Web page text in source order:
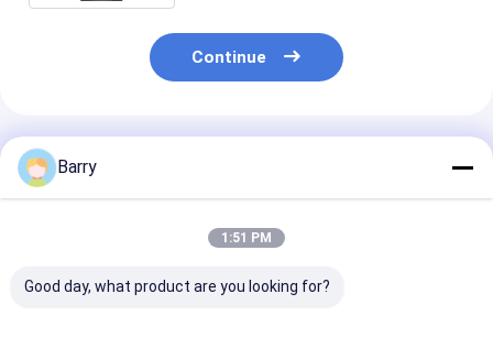
Continue
Produtos Recomendados
Barry
1:51 PM
Good day, what product are you looking for?